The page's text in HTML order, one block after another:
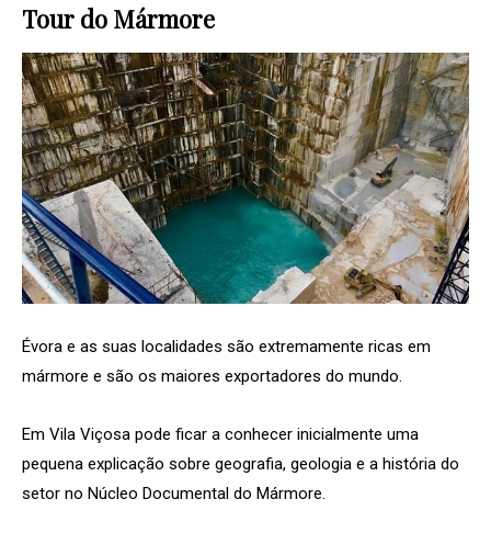
Tour do Mármore
Évora e as suas localidades são extremamente ricas em
mármore e são os maiores exportadores do mundo.
Em Vila Viçosa pode ficar a conhecer inicialmente uma
pequena explicação sobre geografia, geologia e a história do
setor no Núcleo Documental do Mármore.